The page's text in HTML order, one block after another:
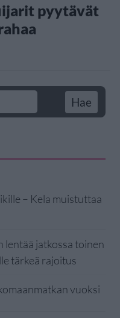
pyytävät
– Kela muistuttaa
lentää jatkossa toinen
tärkeä rajoitus
vuoksi